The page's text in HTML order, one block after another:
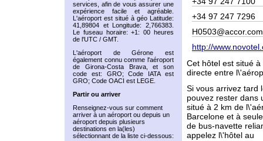
services, afin de vous assurer une
expérience facile et agréable.
L'aéroport est situé à géo Latitude:
41,89804 et Longitude: 2,766383.
Le fuseau horaire: +1: 00 heures
de l'UTC / GMT.
L'aéroport de Gérone est
également connu comme l'aéroport
de Girona-Costa Brava, et son
code est: GRO; Code IATA est
GRO; Code OACI est LEGE.
Partir ou arriver
Renseignez-vous sur comment
arriver à un aéroport ou depuis un
aéroport depuis plusieurs
destinations en la(les)
sélectionnant de la liste ci-dessous:
+34 97 247 7296
H0503@accor.com
http://
Cet hôtel est situé
directe entre
Si vous arrivez tard
pouvez rester dans
situé à 2 km de
Barcelone et à
de bus-navette
appelez l\'hôtel au